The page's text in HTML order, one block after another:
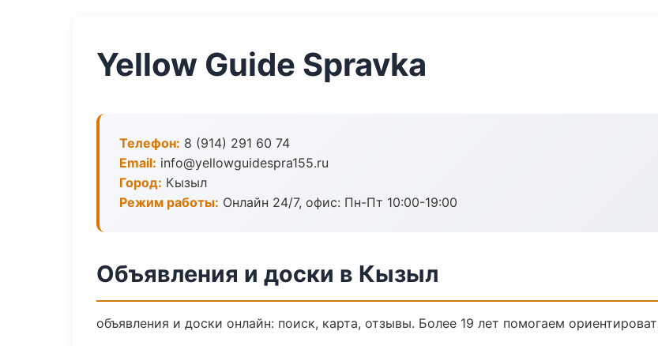
Yellow Guide Spravka
Телефон: 8 (914) 291 60 74
Email: info@yellowguidespra155.ru
Город: Кызыл
Режим работы: Онлайн 24/7, офис: Пн-Пт 10:00-19:00
Объявления и доски в Кызыл
объявления и доски онлайн: поиск, карта, отзывы. Более 19 лет помогаем